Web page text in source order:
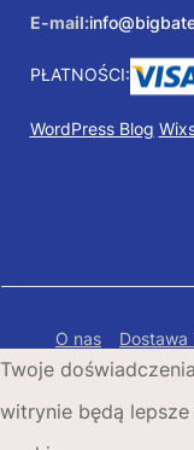
E-mail:
PŁATNOŚCI:
WordPress Blog
O nas Dostawa
Copyright ©
Twoje
witrynie będą